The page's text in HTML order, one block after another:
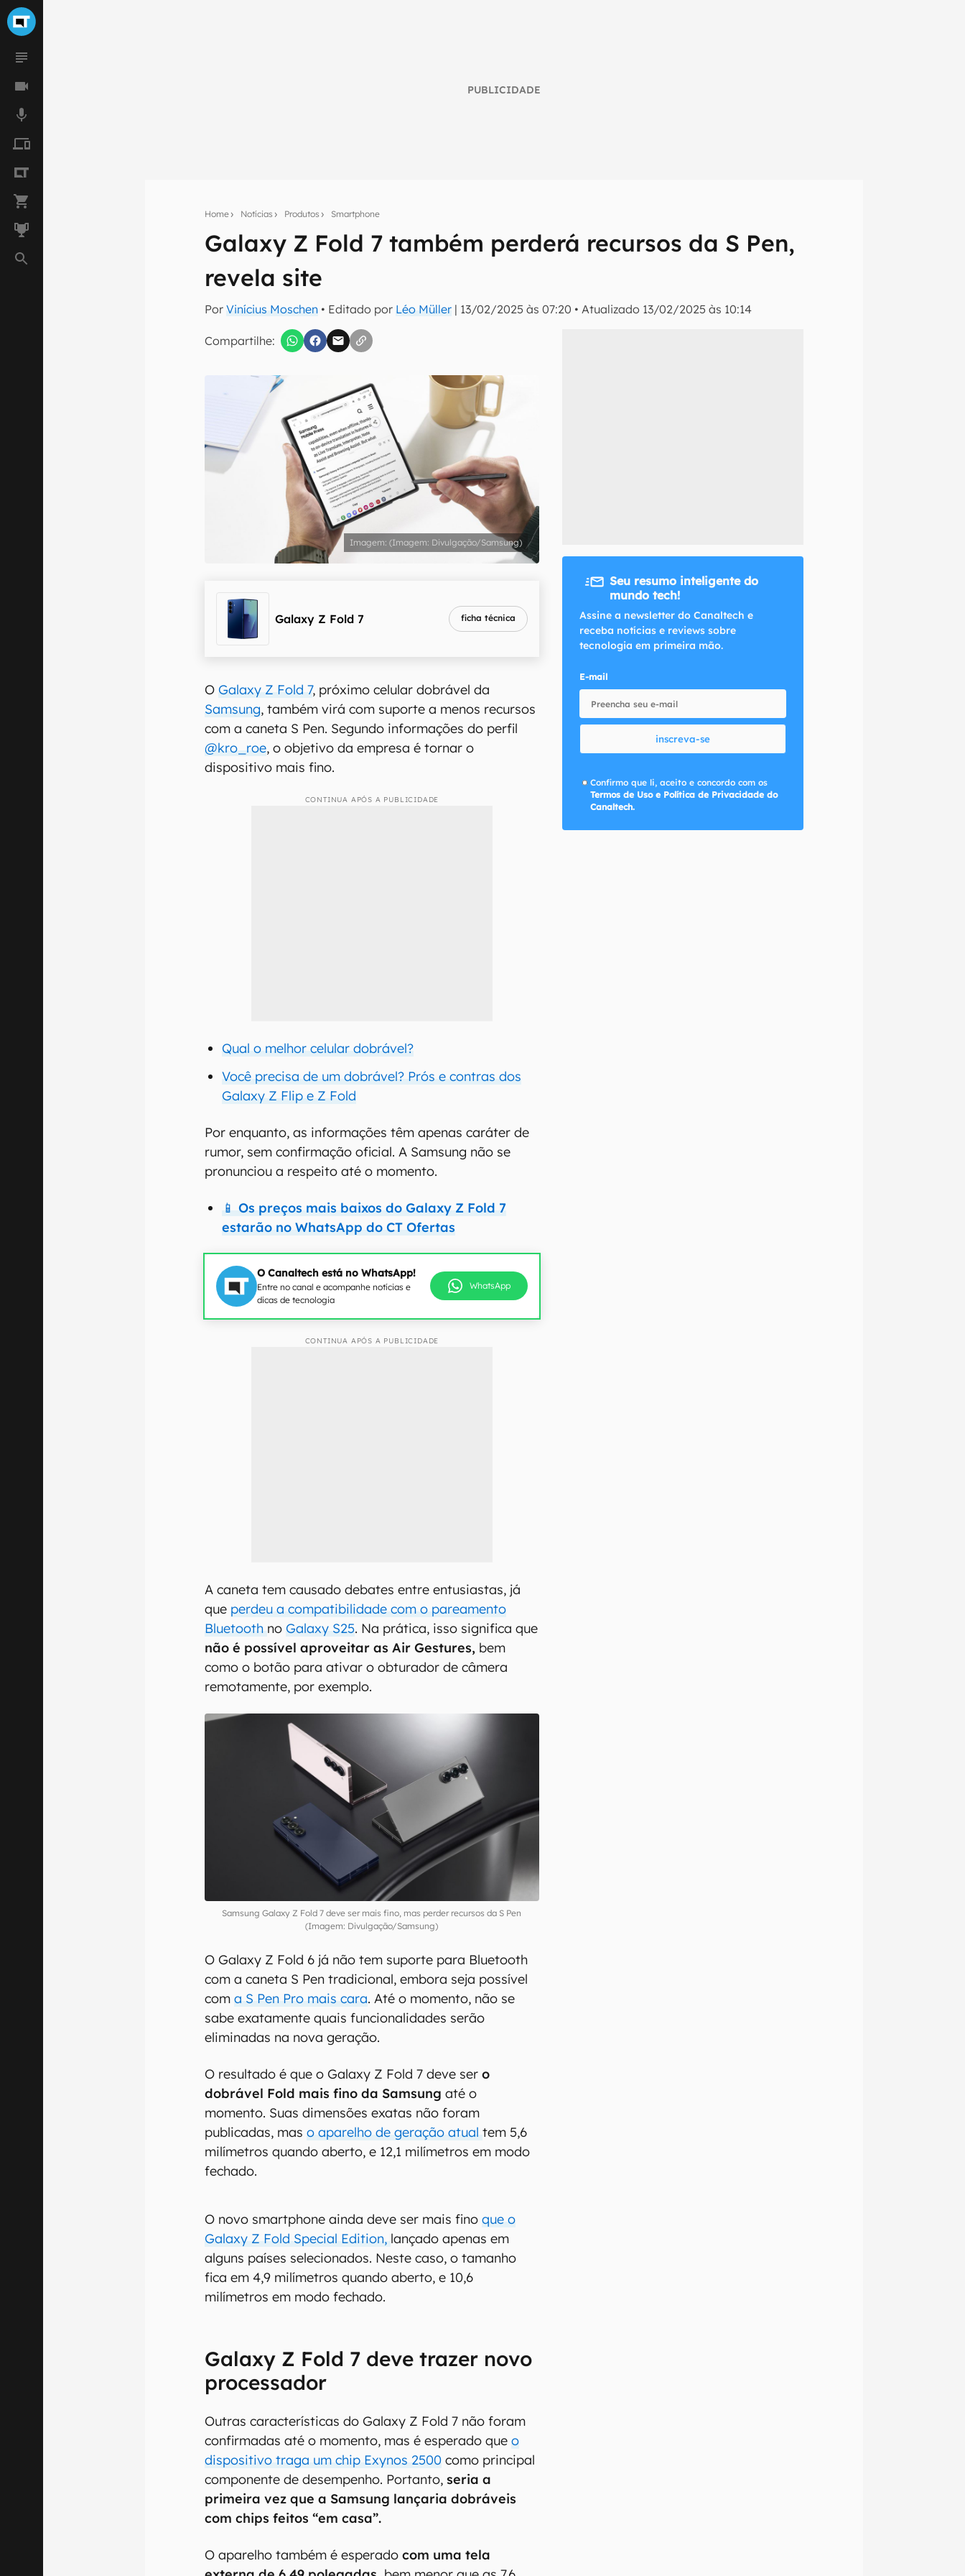
PUBLICIDADE
Home Notícias Produtos Smartphone
Galaxy Z Fold 7 também perderá recursos da S Pen,
revela site
PorVinícius Moschen • Editado por Léo Müller | 13/02/2025 às 07:20 •Atualizado 13/02/2025 às 10:14
Compartilhe:
Seu resumo inteligente do mundo tech!
Assine a newsletter do Canaltech e receba notícias e reviews sobre tecnologia em primeira
inscreva-se
Confirmo que li, aceito e concordo com os Termos de Uso e Política de Privacidade do Canaltech.
(Imagem: Divulgação/Samsung)
Galaxy Z Fold 7 ficha técnica
OGalaxy Z Fold 7, próximo celular dobrável da
Samsung, também virá com suporte a menos recursos
com a caneta S Pen. Segundo informações do perfil
@kro_roe, o objetivo da empresa é tornar o
dispositivo mais fino.
CONTINUA APÓS A PUBLICIDADE
Qual o melhor celular dobrável?
Você precisa de um dobrável? Prós e contras dos
Galaxy Z Flip e Z Fold
Por enquanto, as informações têm apenas caráter de
rumor, sem confirmação oficial. A Samsung não se
pronunciou a respeito até o momento.
📱 Os preços mais baixos do Galaxy Z Fold 7
estarão no WhatsApp do CT Ofertas
O Canaltech está no WhatsApp!
Entre no canal e acompanhe notícias e
dicas de tecnologia
WhatsApp
CONTINUA APÓS A PUBLICIDADE
A caneta tem causado debates entre entusiastas, já
que perdeu a compatibilidade com o pareamento
Bluetooth noGalaxy S25. Na prática, isso significa que
não é possível aproveitar as Air Gestures, bem
como o botão para ativar o obturador de câmera
remotamente, por exemplo.
Samsung Galaxy Z Fold 7 deve ser mais fino, mas perder recursos da S Pen
(Imagem: Divulgação/Samsung)
O Galaxy Z Fold 6 já não tem suporte para Bluetooth
com a caneta S Pen tradicional, embora seja possível
coma S Pen Pro mais cara. Até o momento, não se
sabe exatamente quais funcionalidades serão
eliminadas na nova geração.
O resultado é que o Galaxy Z Fold 7 deve sero
dobrável Fold mais fino da Samsung até o
momento. Suas dimensões exatas não foram
publicadas, maso aparelho de geração atualtem 5,6
milímetros quando aberto, e 12,1 milímetros em modo
fechado.
00:00 20:46
Galaxy Z Fold Special Edition,lançado apenas em
alguns países selecionados. Neste caso, o tamanho
fica em 4,9 milímetros quando aberto, e 10,6
milímetros em modo fechado.
Galaxy Z Fold 7 deve trazer novo
processador
Seu resumo inteligente do
mundo tech!
Assine a newsletter do Canaltech e
receba notícias e reviews sobre
tecnologia em primeira mão.
E-mail
inscreva-se
Confirmo que li, aceito e concordo com os
Termos de Uso e Política de Privacidade do
Canaltech.